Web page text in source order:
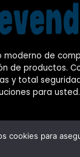
moderno de
de productos.
y total
para usted.
cookies para